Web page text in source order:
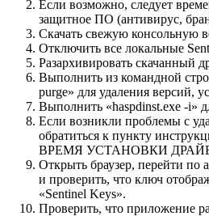
Если возможно, следует
защитное ПО (антивирус,
Скачать свежую консольную
Отключить все локальные
Разархивировать скачанный
Выполнить из командной
purge» для удаления версий,
Выполнить «haspdinst.exe -i»
Если возникли проблемы с
обратиться к пункту
ВРЕМЯ УСТАНОВКИ
Открыть браузер, перейти по
и проверить, что ключ
«Sentinel Keys».
Проверить, что приложение